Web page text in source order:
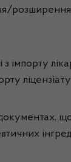
імпорту